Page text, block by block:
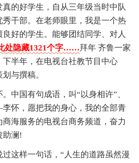
的好学生，自从三年级当时中队
干部。在老师眼里，我是一个热
好的学生。能够团结同学、对人
隐藏1321个字……拜年 齐鲁一家
半年，在电视台社教节目中心
与撰稿。
中国有句成语，叫“以身相许”、
怀，愿把我的身心，我的全部青
海服务的电视台商务频道，奋力
助澜!
这样一句话，“人生的道路虽然漫